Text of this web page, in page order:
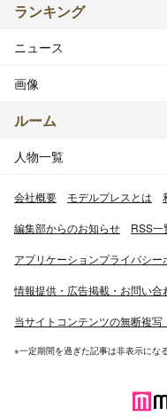
ランキング
ニュース
画像
ルーム
人物一覧
会社概要 モデルプレスとは
編集部からのお知らせ RSS一
アプリケーションプライバシー
情報提供・広告掲載・お問い合
当サイトコンテンツの無断複
※一定期間を過ぎた記事は非表示にな